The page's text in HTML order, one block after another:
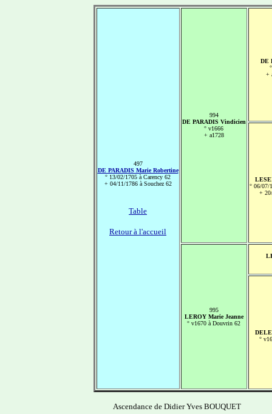
497
DE PARADIS Marie Robertine
° 13/02/1705 à Carency 62
+ 04/11/1786 à Souchez 62
Table
Retour à l'accueil
994
DE PARADIS Vindicien
° v1666
+ a1728
DE
+
° 06/07/
+
995
LEROY Marie Jeanne
° v1670 à Douvrin 62
°
Ascendance de Didier Yves BOUQUET